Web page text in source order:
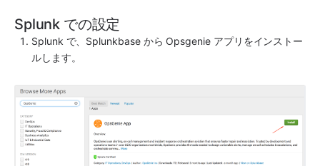
Splunk での設定
Splunk で、Splunkbase から Opsgenie アプリをインストー
ルします。